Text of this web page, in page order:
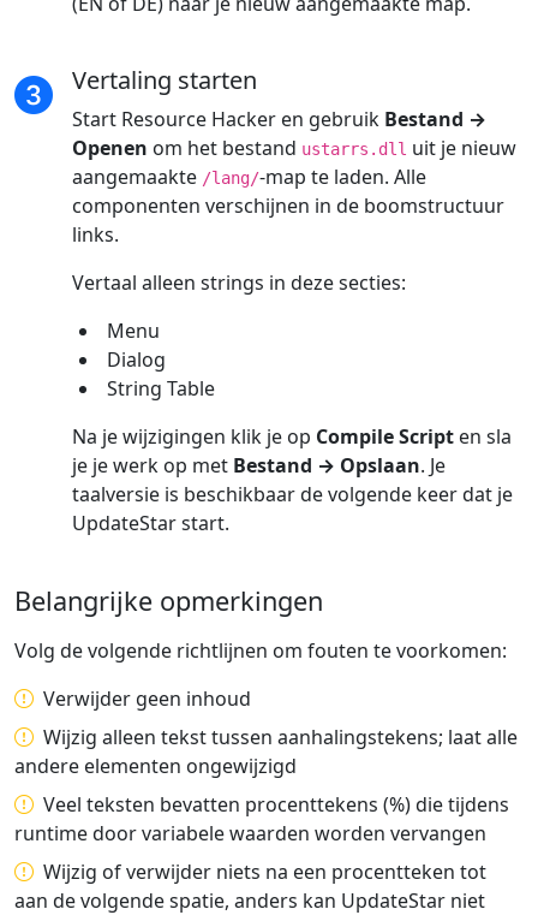
Vertaling starten
Start Resource Hacker en gebruik Bestand →
Openen om het bestand ustarrs.dll uit je nieuw
aangemaakte /lang/-map te laden. Alle
componenten verschijnen in de boomstructuur
links.
Vertaal alleen strings in deze secties:
Menu
Dialog
String Table
Na je wijzigingen klik je op Compile Script en sla
je je werk op met Bestand → Opslaan. Je
taalversie is beschikbaar de volgende keer dat je
UpdateStar start.
Belangrijke opmerkingen
Volg de volgende richtlijnen om fouten te voorkomen:
Verwijder geen inhoud
Wijzig alleen tekst tussen aanhalingstekens; laat alle
andere elementen ongewijzigd
Veel teksten bevatten procenttekens (%) die tijdens
runtime door variabele waarden worden vervangen
Wijzig of verwijder niets na een procentteken tot
aan de volgende spatie, anders kan UpdateStar niet